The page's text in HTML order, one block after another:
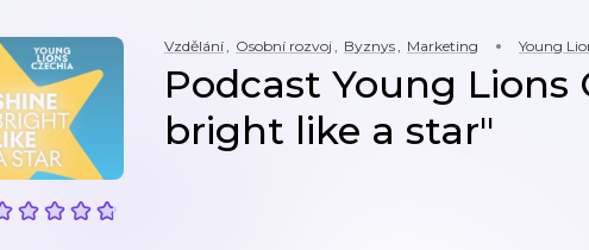
Vzdělání, Osobní rozvoj , Byznys, Marketing Young
Podcast Young Lions
bright like a star"